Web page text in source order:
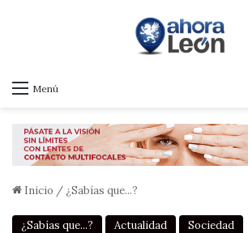
Menú
Inicio / ¿Sabías que...?
¿Sabías que...? Actualidad Sociedad